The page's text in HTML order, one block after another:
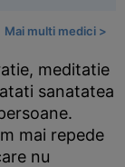
Mai multi medici >
meditatie
sanatatea
mai repede
nu